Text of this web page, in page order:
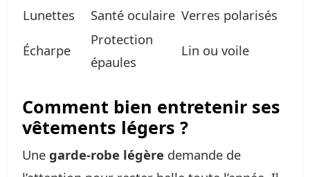
Lunettes Santé oculaire Verres polarisés
Écharpe
Protection
épaules
Lin ou voile
Comment bien entretenir ses
vêtements légers ?
Une garde-robe légère demande de